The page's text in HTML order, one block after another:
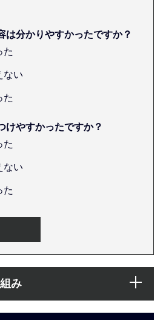
は分かりやすかったですか？
た
ない
た
けやすかったですか？
た
ない
た
み